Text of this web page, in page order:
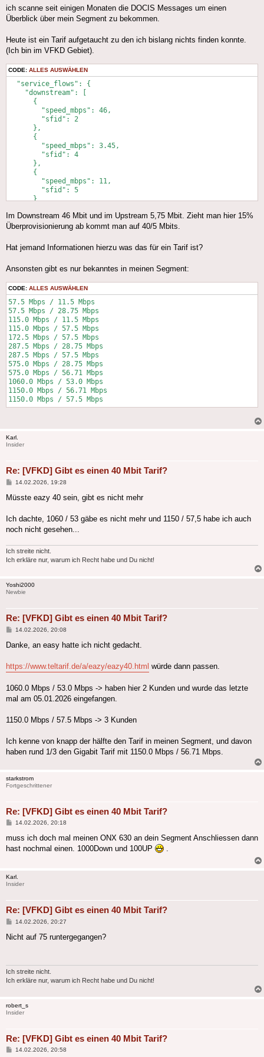
ich scanne seit einigen Monaten die DOCIS Messages um einen
Überblick über mein Segment zu bekommen.
Heute ist ein Tarif aufgetaucht zu den ich bislang nichts finden konnte.
(Ich bin im VFKD Gebiet).
CODE: ALLES AUSWÄHLEN
  "service_flows": {
    "downstream": [
      {
        "speed_mbps": 46,
        "sfid": 2
      },
      {
        "speed_mbps": 3.45,
        "sfid": 4
      },
      {
        "speed_mbps": 11,
        "sfid": 5
      }
    "upstream": [
      {
        "sfid": 1
      },
        "speed_mbps": 3.45,
      },
      {
        "speed_mbps": 2.2,
        "sfid": 13
      }
    ]
Im Downstream 46 Mbit und im Upstream 5,75 Mbit. Zieht man hier 15%
Überprovisionierung ab kommt man auf 40/5 Mbits.
Hat jemand Informationen hierzu was das für ein Tarif ist?
Ansonsten gibt es nur bekanntes in meinen Segment:
CODE: ALLES AUSWÄHLEN
57.5 Mbps / 11.5 Mbps
57.5 Mbps / 28.75 Mbps
115.0 Mbps / 11.5 Mbps
115.0 Mbps / 57.5 Mbps
172.5 Mbps / 57.5 Mbps
287.5 Mbps / 28.75 Mbps
287.5 Mbps / 57.5 Mbps
575.0 Mbps / 28.75 Mbps
575.0 Mbps / 56.71 Mbps
1060.0 Mbps / 53.0 Mbps
1150.0 Mbps / 56.71 Mbps
Karl.
Insider
Re: [VFKD] Gibt es einen 40 Mbit Tarif?
Beitrag
14.02.2026, 19:28
Müsste eazy 40 sein, gibt es nicht mehr
Ich dachte, 1060 / 53 gäbe es nicht mehr und 1150 / 57,5 habe ich auch
noch nicht gesehen...
Ich streite nicht.
Ich erkläre nur, warum ich Recht habe und Du nicht!
Yoshi2000
Newbie
Re: [VFKD] Gibt es einen 40 Mbit Tarif?
Beitrag
14.02.2026, 20:08
Danke, an easy hatte ich nicht gedacht.
https://www.teltarif.de/a/eazy/eazy40.html würde dann passen.
1060.0 Mbps / 53.0 Mbps -> haben hier 2 Kunden und wurde das letzte
mal am 05.01.2026 eingefangen.
1150.0 Mbps / 57.5 Mbps -> 3 Kunden
Ich kenne von knapp der hälfte den Tarif in meinen Segment, und davon
haben rund 1/3 den Gigabit Tarif mit 1150.0 Mbps / 56.71 Mbps.
starkstrom
Fortgeschrittener
Re: [VFKD] Gibt es einen 40 Mbit Tarif?
Beitrag
14.02.2026, 20:18
muss ich doch mal meinen ONX 630 an dein Segment Anschliessen dann
hast nochmal einen. 1000Down und 100UP
.
Karl.
Insider
Re: [VFKD] Gibt es einen 40 Mbit Tarif?
Beitrag
14.02.2026, 20:27
Nicht auf 75 runtergegangen?
Ich streite nicht.
Ich erkläre nur, warum ich Recht habe und Du nicht!
robert_s
Insider
Re: [VFKD] Gibt es einen 40 Mbit Tarif?
Beitrag
14.02.2026, 20:58